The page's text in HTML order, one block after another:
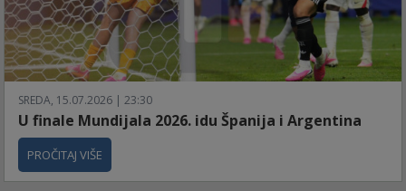
SREDA, 15.07.2026 | 23:30
U finale Mundijala 2026. idu Španija i Argentina
PROČITAJ VIŠE